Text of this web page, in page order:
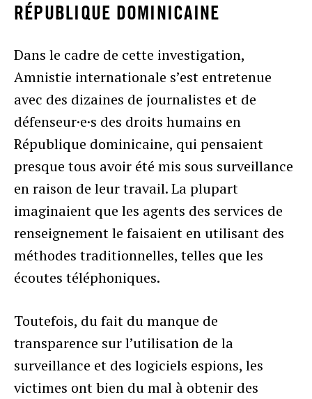
RÉPUBLIQUE DOMINICAINE
Dans le cadre de cette investigation,
Amnistie internationale s’est entretenue
avec des dizaines de journalistes et de
défenseur·e·s des droits humains en
République dominicaine, qui pensaient
presque tous avoir été mis sous surveillance
en raison de leur travail. La plupart
imaginaient que les agents des services de
renseignement le faisaient en utilisant des
méthodes traditionnelles, telles que les
écoutes téléphoniques.
Toutefois, du fait du manque de
transparence sur l’utilisation de la
surveillance et des logiciels espions, les
victimes ont bien du mal à obtenir des